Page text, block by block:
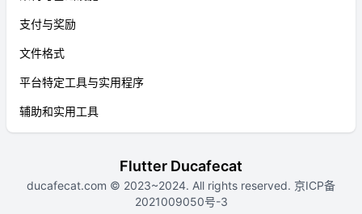
支付与奖励
文件格式
平台特定工具与实用程序
辅助和实用工具
Flutter Ducafecat
ducafecat.com © 2023~2024. All rights reserved. 京ICP备
2021009050号-3